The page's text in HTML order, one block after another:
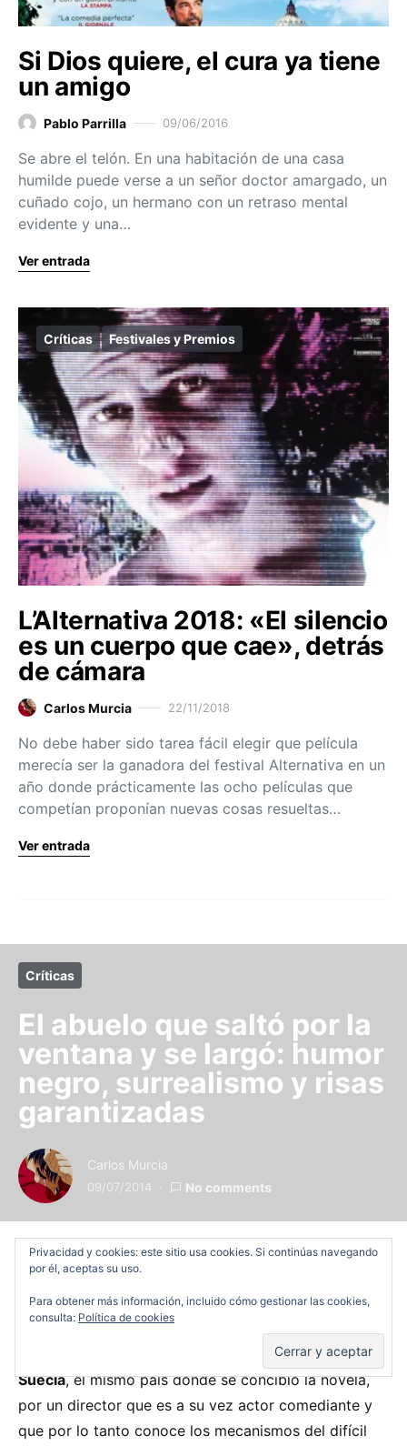
Si Dios quiere, el cura ya tiene
un amigo
Pablo Parrilla 09/06/2016
Se abre el telón. En una habitación de una casa
humilde puede verse a un señor doctor amargado, un
cuñado cojo, un hermano con un retraso mental
evidente y una…
Ver entrada
Críticas Festivales y Premios
L’Alternativa 2018: «El silencio
es un cuerpo que cae», detrás
de cámara
Carlos Murcia 22/11/2018
No debe haber sido tarea fácil elegir que película
merecía ser la ganadora del festival Alternativa en un
año donde prácticamente las ocho películas que
competían proponían nuevas cosas resueltas…
Ver entrada
Críticas
El abuelo que saltó por la
ventana y se largó: humor
negro, surrealismo y risas
garantizadas
Carlos Murcia
09/07/2014 No comments
Era evidente que el best seller
por la ventana y se largóde Jonas Jonasson tarde o
temprano acabaría trasladándose a la gran pantalla.
Afortunadamente la adaptación se ha realizado en
Suecia, el mismo país donde se concibió la novela,
por un director que es a su vez actor comediante y
que por lo tanto conoce los mecanismos del difícil
Privacidad y cookies: este sitio usa cookies. Si continúas navegando
por él, aceptas su uso.
Para obtener más información, incluido cómo gestionar las cookies,
consulta: Política de cookies